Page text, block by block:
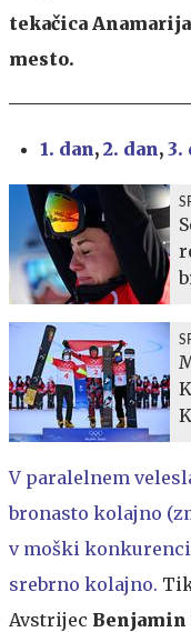
tekačica
mesto.
1. dan, 2. dan, 3.
V paralelnem
bronasto kolajno
v moški konkurenci
srebrno kolajno.
Avstrijec Benjamin